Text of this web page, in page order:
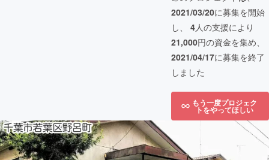
2021/03/20に募集を開始
し、 4人の支援により
21,000円の資金を集め、
2021/04/17に募集を終了
しました
もう一度プロジェク
トをやってほしい